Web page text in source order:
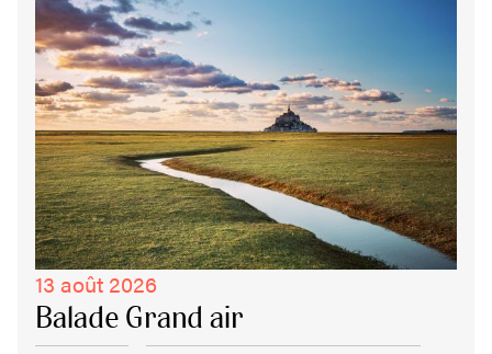
13 août 2026
Balade Grand air